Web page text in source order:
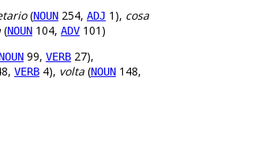
(NOUN 254, ADJ 1), cosa
(NOUN 104, ADV 101)
NOUN 99, VERB 27),
VERB 4), volta (NOUN 148,